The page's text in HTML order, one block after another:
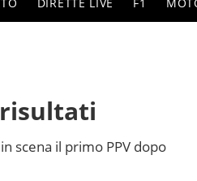
risultati
scena il primo PPV dopo